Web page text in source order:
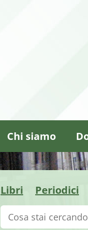
Chi siamo
Libri Periodici
Cerca su "Catalogo"